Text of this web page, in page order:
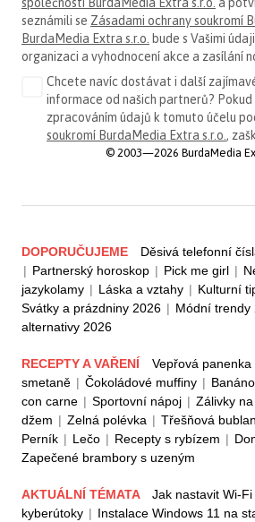
společnosti BurdaMedia Extra s.r.o. a
seznámili se Zásadami ochrany soukromí
BurdaMedia Extra s.r.o. bude s Vašimi
organizaci a vyhodnocení akce a zasílání
Chcete navíc dostávat i další
informace od našich partnerů? Pokud
zpracováním údajů k tomuto účelu
soukromí BurdaMedia Extra s.r.o.,
© 2003—2026 BurdaMedia
DOPORUČUJEME Děsivá telefonní
| Partnerský horoskop | Pick me girl |
jazykolamy | Láska a vztahy | Kulturní
Svátky a prázdniny 2026 | Módní trendy
alternativy 2026
RECEPTY A VAŘENÍ Vepřová panenka
smetaně | Čokoládové muffiny |
con carne | Sportovní nápoj | Zálivky
džem | Zelná polévka | Třešňová
Perník | Lečo | Recepty s rybízem |
Zapečené brambory s uzeným
AKTUÁLNÍ TÉMATA Jak nastavit Wi-Fi
kyberútoky | Instalace Windows 11 na